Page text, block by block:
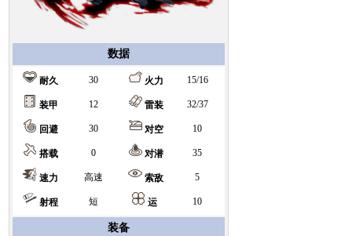
数据
耐久 30 火力 15/16
装甲 12 雷装 32/37
回避 30 对空 10
搭载 0 对潜 35
速力 高速 索敌 5
射程 短 运 10
装备